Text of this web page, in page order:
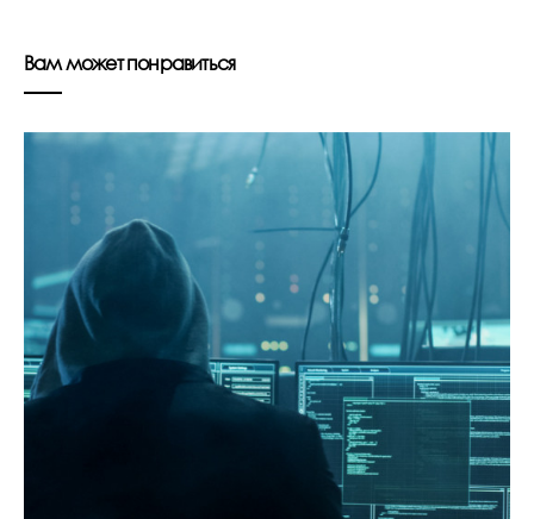
Вам может понравиться